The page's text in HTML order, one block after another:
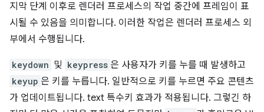
지막 단계 이후로 렌더러 프로세스의 작업 중간에 프레임이 표
시될 수 있음을 의미합니다. 이러한 작업은 렌더러 프로세스 외
부에서 수행됩니다.
keydown 및 keypress 은 사용자가 키를 누를 때 발생하고
keyup 은 키를 누릅니다. 일반적으로 키를 누르면 주요 콘텐츠
가 업데이트됩니다. text 특수키 효과가 적용됩니다. 그렇긴 하